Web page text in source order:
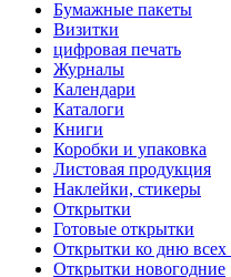
Бумажные пакеты
Визитки
цифровая печать
Журналы
Календари
Каталоги
Книги
Коробки и упаковка
Листовая продукция
Наклейки, стикеры
Открытки
Готовые открытки
Открытки ко дню
Открытки новогодние